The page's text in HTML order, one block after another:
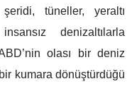
tüneller, yeraltı
denizaltılarla
olası bir deniz
kumara dönüştürdüğü